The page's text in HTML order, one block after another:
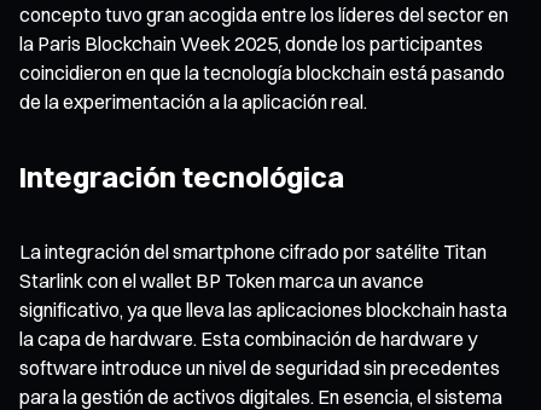
concepto tuvo gran acogida entre los líderes del sector en
la Paris Blockchain Week 2025, donde los participantes
coincidieron en que la tecnología blockchain está pasando
de la experimentación a la aplicación real.
Integración tecnológica
La integración del smartphone cifrado por satélite Titan
Starlink con el wallet BP Token marca un avance
significativo, ya que lleva las aplicaciones blockchain hasta
la capa de hardware. Esta combinación de hardware y
software introduce un nivel de seguridad sin precedentes
para la gestión de activos digitales. En esencia, el sistema